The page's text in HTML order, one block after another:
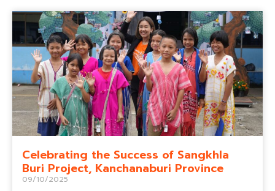
Celebrating the Success of Sangkhla
Buri Project, Kanchanaburi Province
09/10/2025